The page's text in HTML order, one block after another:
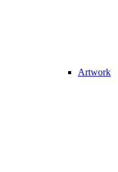
Artwork